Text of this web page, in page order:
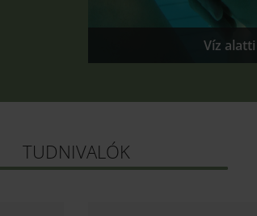
Víz
TUDNIVALÓK